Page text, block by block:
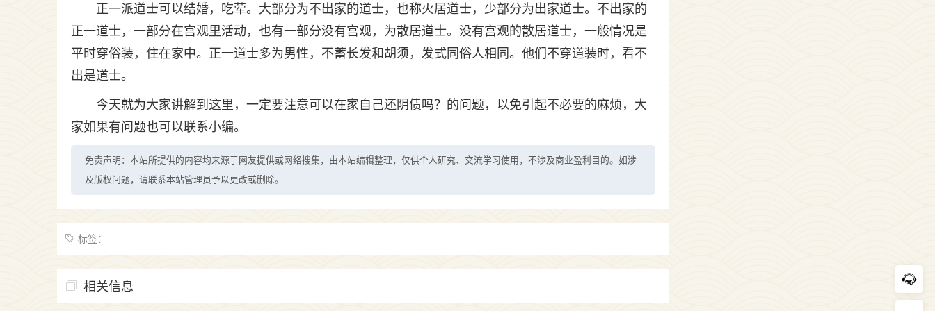
正一派道士可以结婚，吃荤。大部分为不出家的道士，也称火居道士，少部分为出家道士。不出家的
正一道士，一部分在宫观里活动，也有一部分没有宫观，为散居道士。没有宫观的散居道士，一般情况是
平时穿俗装，住在家中。正一道士多为男性，不蓄长发和胡须，发式同俗人相同。他们不穿道装时，看不
出是道士。
今天就为大家讲解到这里，一定要注意可以在家自己还阴债吗？的问题，以免引起不必要的麻烦，大
家如果有问题也可以联系小编。
免责声明：本站所提供的内容均来源于网友提供或网络搜集，由本站编辑整理，仅供个人研究、交流学习使用，不涉及商业盈利目的。如涉
及版权问题，请联系本站管理员予以更改或删除。
标签：
相关信息